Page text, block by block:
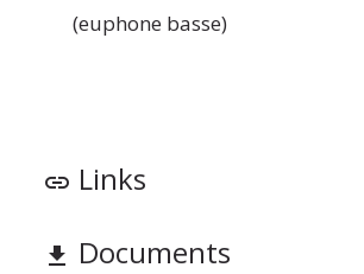
(euphone basse)
link Links
file_download Documents